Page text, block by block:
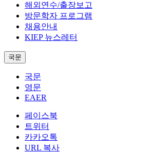
해외연수/출장보고
방문학자 프로그램
채용안내
KIEP 뉴스레터
국문
국문
영문
EAER
페이스북
트위터
카카오톡
URL 복사